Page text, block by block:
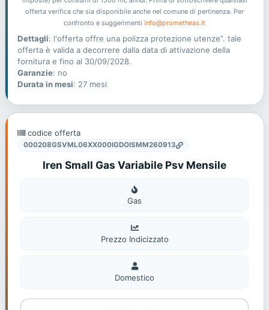
offerta verifica che sia disponibile anche nel comune di pertinenza. Per
confronto e suggerimenti info@prometheas.it
Dettagli: l'offerta offre una polizza protezione utenze”. tale
offerta è valida a decorrere dalla data di attivazione della
fornitura e fino al 30/09/2028.
Garanzie: no
Durata in mesi: 27 mesi
codice offerta
000208GSVML06XX000IGDOISMM260913
Iren Small Gas Variabile Psv Mensile
Gas
Gas
Prezzo Indicizzato
Domestico
Domestico